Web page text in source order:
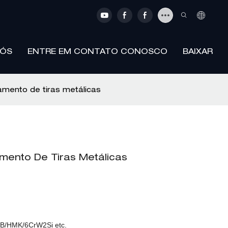
ENTRE EM CONTATO CONOSCO BAIXAR
de tiras metálicas
De Tiras Metálicas
HMK/6CrW2Si etc.